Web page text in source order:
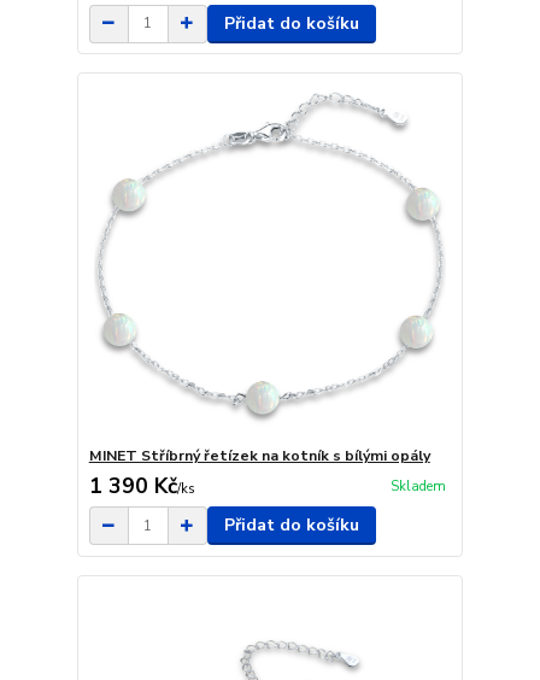
Přidat do košíku
MINET Stříbrný řetízek na kotník s bílými opály
1 390 Kč/ks Skladem
Přidat do košíku